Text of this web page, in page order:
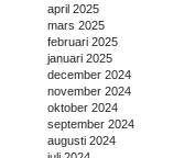
april 2025
mars 2025
februari 2025
januari 2025
december 2024
november 2024
oktober 2024
september 2024
augusti 2024